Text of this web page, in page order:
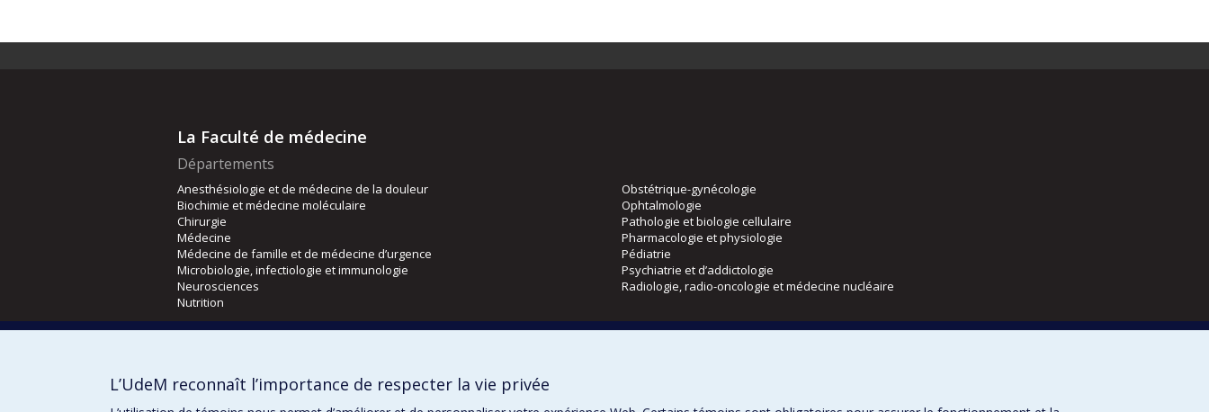
La Faculté de médecine
Départements
Anesthésiologie et de médecine de la douleur
Biochimie et médecine moléculaire
Chirurgie
Médecine
Médecine de famille et de médecine d’urgence
Microbiologie, infectiologie et immunologie
Neurosciences
Nutrition
Obstétrique-gynécologie
Ophtalmologie
Pathologie et biologie cellulaire
Pharmacologie et physiologie
Pédiatrie
Psychiatrie et d’addictologie
Radiologie, radio-oncologie et médecine nucléaire
Orthophonie et audiologie
L’UdeM reconnaît l’importance de respecter la vie privée